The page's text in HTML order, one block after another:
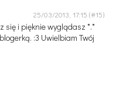
25/03/2013, 17:15
się i pięknie wyglądasz *.*
:3 Uwielbiam Twój